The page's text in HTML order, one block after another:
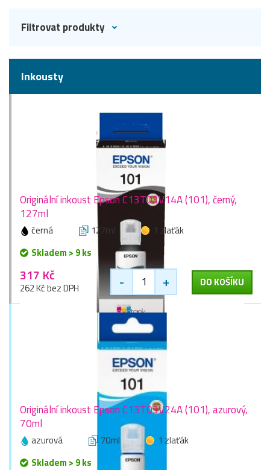
Filtrovat produkty
Inkousty
Originální inkoust Epson C13T03V14A (101), černý,
127ml
černá 127ml
1 zlaťák
Skladem > 9 ks
317 Kč
262 Kč bez DPH - + DO KOŠÍKU
Originální inkoust Epson C13T03V24A (101), azurový,
70ml
azurová 70ml
1 zlaťák
Skladem > 9 ks